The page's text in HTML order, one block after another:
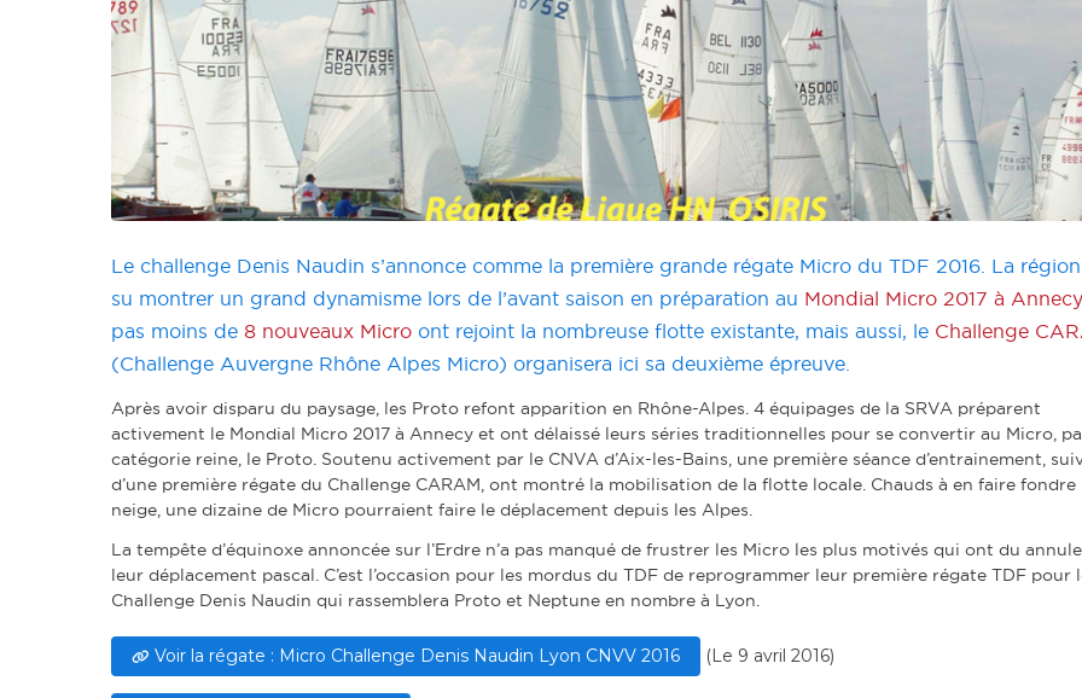
Le challenge Denis Naudin s’annonce comme la première grande régate Micro du TDF 2016. La
su montrer un grand dynamisme lors de l’avant saison en préparation au Mondial Micro 2017 à Annecy
pas moins de 8 nouveaux Micro ont rejoint la nombreuse flotte existante, mais aussi, le Challenge
(Challenge Auvergne Rhône Alpes Micro) organisera ici sa deuxième épreuve.
Après avoir disparu du paysage, les Proto refont apparition en Rhône-Alpes. 4 équipages de la SRVA préparent
activement le Mondial Micro 2017 à Annecy et ont délaissé leurs séries traditionnelles pour se convertir au Micro,
catégorie reine, le Proto. Soutenu activement par le CNVA d’Aix-les-Bains, une première séance d’entrainement,
d’une première régate du Challenge CARAM, ont montré la mobilisation de la flotte locale. Chauds à en faire fondre
neige, une dizaine de Micro pourraient faire le déplacement depuis les Alpes.
La tempête d’équinoxe annoncée sur l’Erdre n’a pas manqué de frustrer les Micro les plus motivés qui ont du
leur déplacement pascal. C’est l’occasion pour les mordus du TDF de reprogrammer leur première régate TDF pour
Challenge Denis Naudin qui rassemblera Proto et Neptune en nombre à Lyon.
Voir la régate : Micro Challenge Denis Naudin Lyon CNVV 2016 (Le 9 avril 2016)